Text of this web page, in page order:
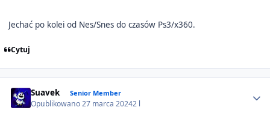
Jechać po kolei od Nes/Snes do czasów Ps3/x360.
Cytuj
Suavek Senior Member
Opublikowano27 marca 20242 l